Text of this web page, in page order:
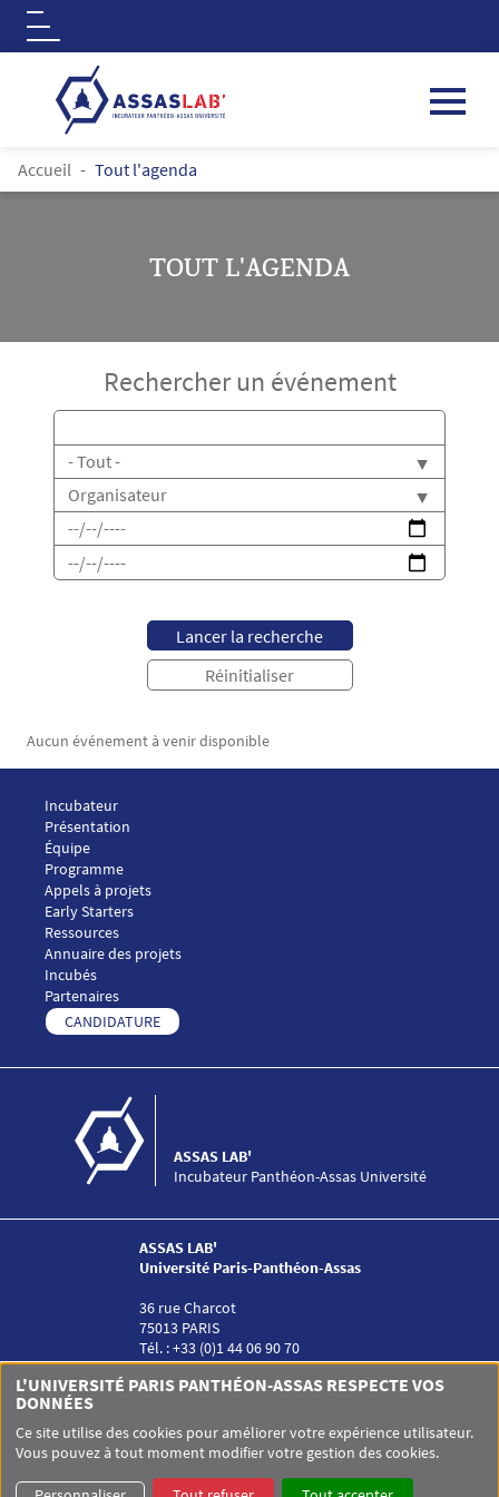
Aller au contenu principal
FIL D'ARIANE
Accueil Tout l'agenda
TOUT L'AGENDA
Rechercher un événement
Date de début
Date de fin
Aucun événement à venir disponible
Menu Footer ASSAS LAB 1
Incubateur
Présentation
Équipe
Menu Footer ASSAS LAB 2
Programme
Appels à projets
Early Starters
Menu Footer ASSAS LAB 3
Ressources
Annuaire des projets
Incubés
Menu Footer ASSAS LAB 4
Partenaires
Menu Footer ASSAS LAB 5
CANDIDATURE
Incubateur Panthéon-Assas Université
ASSAS LAB'
ASSAS LAB'
Université Paris-Panthéon-Assas
36 rue Charcot
75013 PARIS
Tél. : +33 (0)1 44 06 90 70
Menu RS ASSAS LAB
UNIVERSITÉ PARIS-PANTHÉON-ASSAS SITEMAP GLOSSAIRE
L'UNIVERSITÉ PARIS PANTHÉON-ASSAS RESPECTE VOS
DONNÉES
Ce site utilise des cookies pour améliorer votre expérience utilisateur.
Vous pouvez à tout moment modifier votre gestion des cookies.